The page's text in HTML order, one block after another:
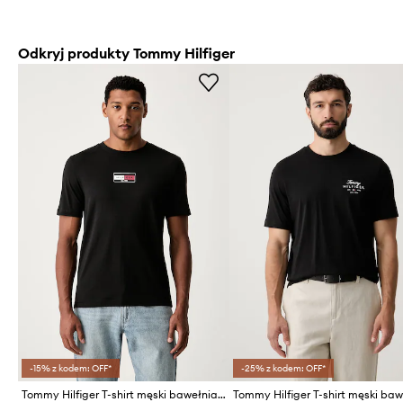
Odkryj produkty Tommy Hilfiger
-15% z kodem: OFF*
Tommy Hilfiger T-shirt męski bawełniany
-25% z kodem: OFF*